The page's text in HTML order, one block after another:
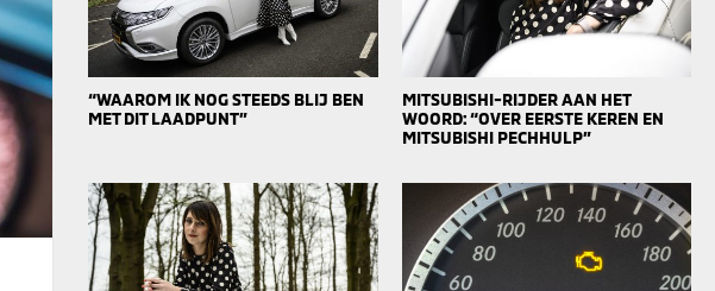
“WAAROM IK NOG STEEDS BLIJ BEN
MET DIT LAADPUNT”
MITSUBISHI-RIJDER AAN HET
WOORD: “OVER EERSTE KEREN EN
MITSUBISHI PECHHULP”